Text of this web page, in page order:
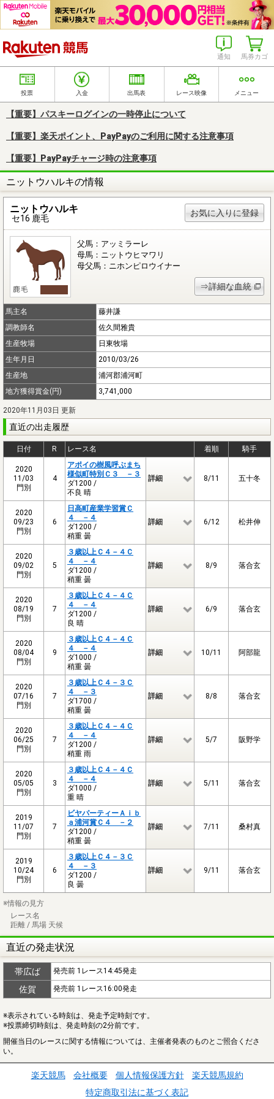
馬券カゴ
通知
投票 入金 出馬表 レース映像 メニュー
【重要】パスキーログインの一時停止について
【重要】楽天ポイント、PayPayのご利用に関する注意事項
【重要】PayPayチャージ時の注意事項
ニットウハルキの情報
ニットウハルキ
セ16 鹿毛
お気に入りに登録
父馬：アッミラーレ
母馬：ニットウヒマワリ
母父馬：ニホンピロウイナー
⇒詳細な血統
馬主名
藤井謙
調教師名
佐久間雅貴
生産牧場
日東牧場
生年月日
2010/03/26
生産地
浦河郡浦河町
地方獲得賞金(円)
3,741,000
2020年11月03日 更新
直近の出走履歴
日付 R レース名 着順 騎手
2020
11/03
門別
4
アポイの樹風呼ぶまち
様似町特別Ｃ３ －３
ダ1200 /
不良 晴
詳細 8/11 五十冬
2020
09/23
門別
6
日高町産業学習賞Ｃ
４ －４
ダ1200 /
稍重 曇
詳細 6/12 松井伸
2020
09/02
門別
5
３歳以上Ｃ４－４Ｃ
４ －４
ダ1200 /
稍重 曇
詳細 8/9 落合玄
2020
08/19
門別
7
３歳以上Ｃ４－４Ｃ
４ －４
ダ1200 /
良 晴
詳細 6/9 落合玄
2020
08/04
門別
9
３歳以上Ｃ４－４Ｃ
４ －４
ダ1000 /
稍重 曇
詳細 10/11 阿部龍
2020
07/16
門別
7
３歳以上Ｃ４－３Ｃ
４ －３
ダ1700 /
稍重 曇
詳細 8/8 落合玄
2020
06/25
門別
7
３歳以上Ｃ４－４Ｃ
４ －４
ダ1200 /
稍重 雨
詳細 5/7 阪野学
2020
05/05
門別
3
３歳以上Ｃ４－４Ｃ
４ －４
ダ1000 /
重 晴
詳細 5/11 落合玄
2019
11/07
門別
7
ビヤパーティーＡｉｂ
ａ浦河賞Ｃ４ －２
ダ1200 /
稍重 曇
詳細 7/11 桑村真
2019
10/24
門別
6
３歳以上Ｃ４－３Ｃ
４ －３
ダ1200 /
良 曇
詳細 9/11 落合玄
※情報の見方
レース名
距離 / 馬場 天候
直近の発走状況
帯広ば 発売前 1レース14:45発走
佐賀 発売前 1レース16:00発走
※表示されている時刻は、発走予定時刻です。
※投票締切時刻は、発走時刻の2分前です。
開催当日のレースに関する情報については、主催者発表のものとご照合くださ
い。
楽天競馬 会社概要 個人情報保護方針
楽天競馬規約
特定商取引法に基づく表記